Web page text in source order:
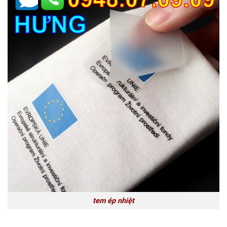
tem ép nhiệt